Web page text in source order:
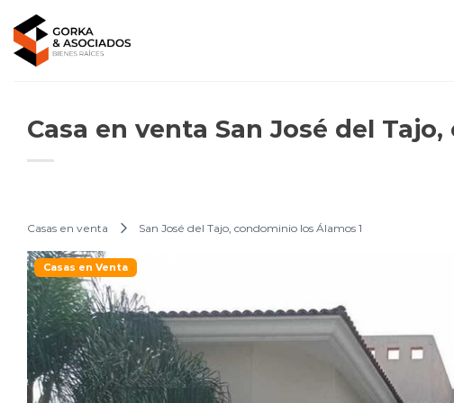
Saltar
contenido
Casa en venta San José del
Casas en venta San José del Tajo, condominio los Álamos 1
Casas en Venta